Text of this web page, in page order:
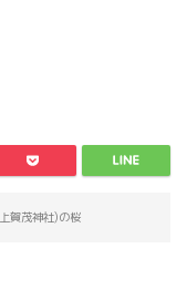
賀茂神社)の桜